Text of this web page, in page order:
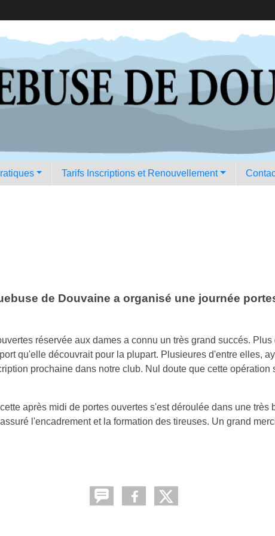
Tarifs Inscriptions et Renouvellement
de Douvaine a organisé une journée
réservée aux dames a connu un très grand succés. Plus
qu'elle découvrait pour la plupart. Plusieures d'entre elles,
prochaine dans notre club. Nul doute que cette opération
après midi de portes ouvertes s'est déroulée dans une très
l'encadrement et la formation des tireuses. Un grand